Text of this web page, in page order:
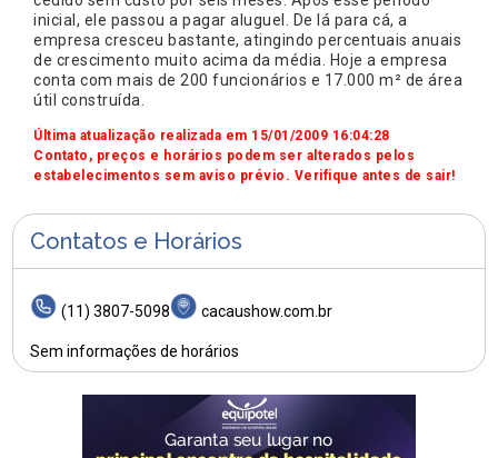
inicial, ele passou a pagar aluguel. De lá para cá, a
empresa cresceu bastante, atingindo percentuais anuais
de crescimento muito acima da média. Hoje a empresa
conta com mais de 200 funcionários e 17.000 m² de área
útil construída.
Última atualização realizada em 15/01/2009 16:04:28
Contato, preços e horários podem ser alterados pelos
estabelecimentos sem aviso prévio. Verifique antes de sair!
Contatos e Horários
(11) 3807-5098 cacaushow.com.br
Sem informações de horários